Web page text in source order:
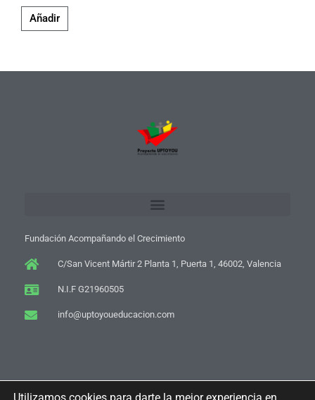
Añadir
Fundación Acompañando el Crecimiento
C/San Vicent Mártir 2 Planta 1, Puerta 1, 46002, Valencia
N.I.F G21960505
info@uptoyoueducacion.com